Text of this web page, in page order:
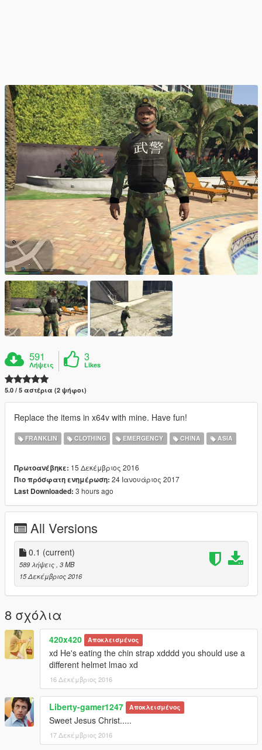
591
Λήψεις
3
Likes
5.0 / 5 αστέρια (2 ψήφοι)
Replace the items in x64v with mine. Have fun!
FRANKLIN CLOTHING EMERGENCY CHINA ASIA
Πρωτοανέβηκε: 15 Δεκέμβριος 2016
Πιο πρόσφατη ενημέρωση: 24 Ιανουάριος 2017
Last Downloaded: 3 hours ago
All Versions
0.1 (current)
589 λήψεις , 3 MB
15 Δεκέμβριος 2016
8 σχόλια
420x420 Αποκλεισμένος
xd He's eating the chin strap xdddd you should use a
different helmet lmao xd
16 Δεκέμβριος 2016
Liberty-gamer1247 Αποκλεισμένος
Sweet Jesus Christ.....
17 Δεκέμβριος 2016